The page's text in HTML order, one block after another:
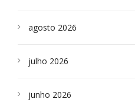
agosto 2026
julho 2026
junho 2026